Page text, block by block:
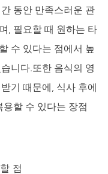
동안 만족스러운 관
, 필요할 때 원하는 타
수 있다는 점에서 높
니다.또한 음식의 영
기 때문에, 식사 후에
할 수 있다는 장점
점